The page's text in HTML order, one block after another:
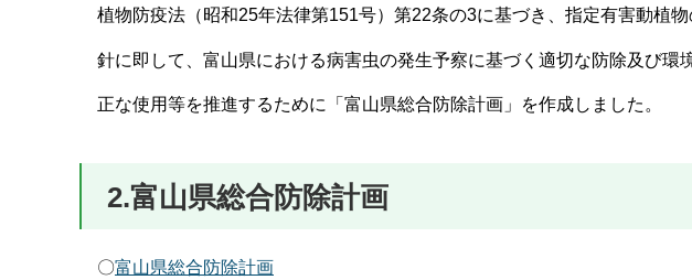
植物防疫法（昭和25年法律第151号）第22条の3に基づき、指定有害動植
針に即して、富山県における病害虫の発生予察に基づく適切な防除及び環
正な使用等を推進するために「富山県総合防除計画」を作成しました。
2.富山県総合防除計画
〇富山県総合防除計画